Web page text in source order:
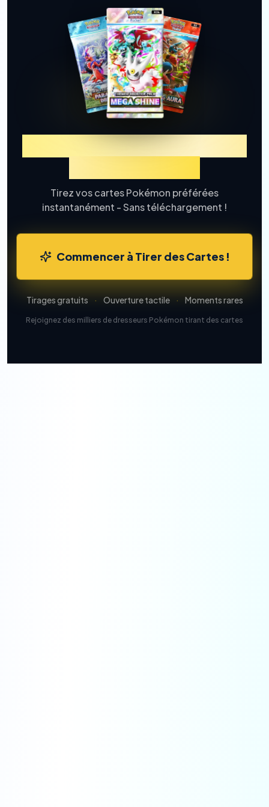
Découvrez TCGP Tirage de
Tirez vos cartes Pokémon préférées
instantanément - Sans téléchargement !
Commencer à Tirer des Cartes !
Tirages gratuits · Ouverture tactile · Moments rares
Rejoignez des milliers de dresseurs Pokémon tirant des cartes